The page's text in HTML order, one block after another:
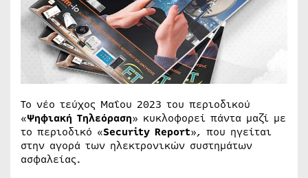
Το νέο τεύχος Μαΐου 2023 του περιοδικού
«Ψηφιακή Τηλεόραση» κυκλοφορεί πάντα μαζί με
το περιοδικό «Security Report», που ηγείται
στην αγορά των ηλεκτρονικών συστημάτων
ασφαλείας.